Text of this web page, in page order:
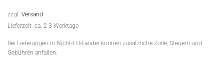
zzgl. Versand
Lieferzeit: ca. 2-3 Werktage
Bei Lieferungen in Nicht-EU-Länder können zusätzliche Zölle, Steuern und
Gebühren anfallen.